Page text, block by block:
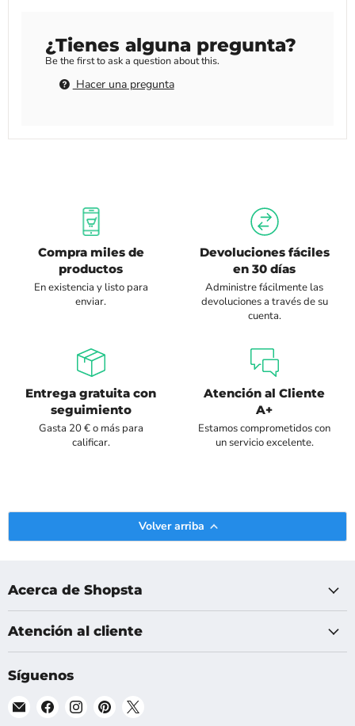
¿Tienes alguna pregunta?
Be the first to ask a question about this.
Hacer una pregunta
Compra miles de
productos
En existencia y listo para
enviar.
Devoluciones fáciles
en 30 días
Administre fácilmente las
devoluciones a través de su
cuenta.
Entrega gratuita con
seguimiento
Gasta 20 € o más para
calificar.
Atención al Cliente
A+
Estamos comprometidos con
un servicio excelente.
Volver arriba
Acerca de Shopsta
Atención al cliente
Síguenos
EncuéntranosEncuéntranosEncuéntranosEncuéntranos